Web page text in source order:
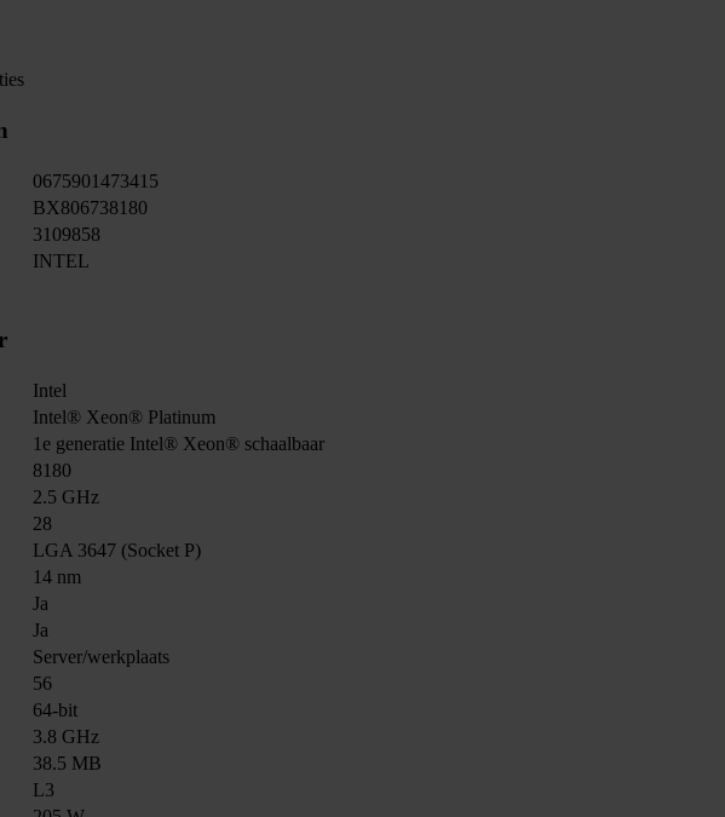
0675901473415
BX806738180
3109858
INTEL
Intel
Intel® Xeon® Platinum
1e generatie Intel® Xeon® schaalbaar
8180
2.5 GHz
28
LGA 3647 (Socket P)
14 nm
Ja
Ja
Server/werkplaats
56
64-bit
3.8 GHz
38.5 MB
L3